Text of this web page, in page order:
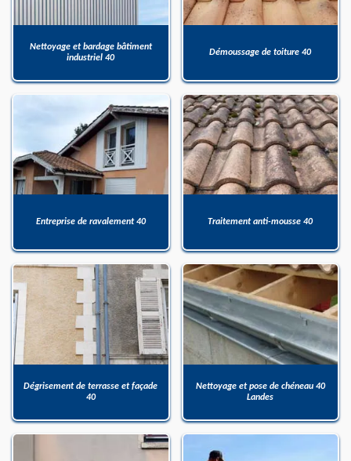
Nettoyage et bardage bâtiment
industriel 40
Démoussage de toiture 40
Entreprise de ravalement 40 Traitement anti-mousse 40
Dégrisement de terrasse et façade
40
Nettoyage et pose de chéneau 40
Landes